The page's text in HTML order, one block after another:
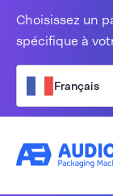
Choisissez un
spécifique à
Français